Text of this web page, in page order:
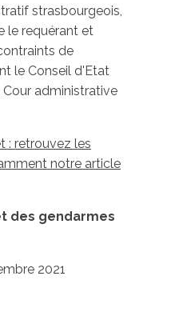
strasbourgeois,
le requérant et
de
le Conseil d'Etat
administrative
: retrouvez les
notre article
des gendarmes
2021